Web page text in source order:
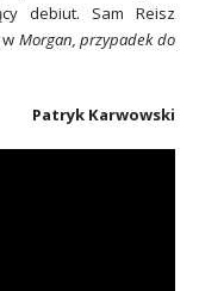
debiut. Sam Reisz
Morgan, przypadek do
Patryk Karwowski